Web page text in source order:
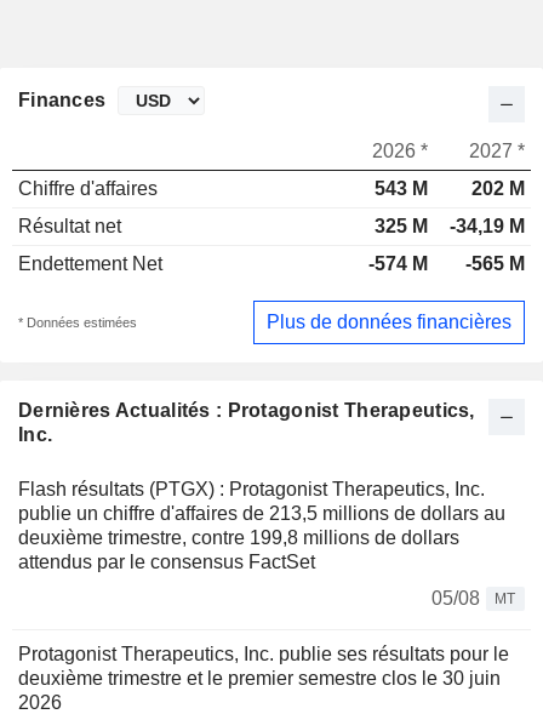
Dernières Actualités : Protagonist Therapeutics,
Inc.
Flash résultats (PTGX) : Protagonist Therapeutics, Inc.
publie un chiffre d'affaires de 213,5 millions de dollars au
deuxième trimestre, contre 199,8 millions de dollars
attendus par le consensus FactSet
05/08
MT
Protagonist Therapeutics, Inc. publie ses résultats pour le
deuxième trimestre et le premier semestre clos le 30 juin
2026
Finances
2026 *
2027 *
Chiffre d'affaires
543 M
202 M
Résultat net
325 M
-34,19 M
Endettement Net
-574 M -565 M
* Données estimées Plus de données financières